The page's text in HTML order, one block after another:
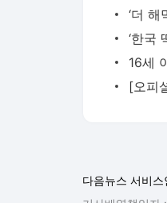
다음뉴스 서비스